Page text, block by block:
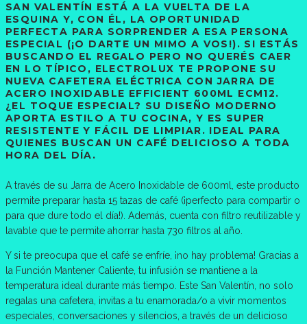
SAN VALENTÍN ESTÁ A LA VUELTA DE LA
ESQUINA Y, CON ÉL, LA OPORTUNIDAD
PERFECTA PARA SORPRENDER A ESA PERSONA
ESPECIAL (¡O DARTE UN MIMO A VOS!). SI ESTÁS
BUSCANDO EL REGALO PERO NO QUERÉS CAER
EN LO TÍPICO, ELECTROLUX TE PROPONE SU
NUEVA CAFETERA ELÉCTRICA CON JARRA DE
ACERO INOXIDABLE EFFICIENT 600ML ECM12.
¿EL TOQUE ESPECIAL? SU DISEÑO MODERNO
APORTA ESTILO A TU COCINA, Y ES SUPER
RESISTENTE Y FÁCIL DE LIMPIAR. IDEAL PARA
QUIENES BUSCAN UN CAFÉ DELICIOSO A TODA
HORA DEL DÍA.
A través de su Jarra de Acero Inoxidable de 600ml, este producto
permite preparar hasta 15 tazas de café (¡perfecto para compartir o
para que dure todo el día!). Además, cuenta con filtro reutilizable y
lavable que te permite ahorrar hasta 730 filtros al año.
Y si te preocupa que el café se enfríe, ¡no hay problema! Gracias a
la Función Mantener Caliente, tu infusión se mantiene a la
temperatura ideal durante más tiempo. Este San Valentín, no solo
regalas una cafetera, invitas a tu enamorada/o a vivir momentos
especiales, conversaciones y silencios, a través de un delicioso